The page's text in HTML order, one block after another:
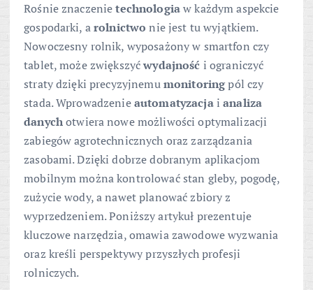
Rośnie znaczenietechnologiaw każdym aspekcie
gospodarki, arolnictwo nie jest tu wyjątkiem.
Nowoczesny rolnik, wyposażony w smartfon czy
tablet, może zwiększyćwydajność i ograniczyć
straty dzięki precyzyjnemumonitoringpól czy
stada. Wprowadzenieautomatyzacjaianaliza
danychotwiera nowe możliwości optymalizacji
zabiegów agrotechnicznych oraz zarządzania
zasobami. Dzięki dobrze dobranym aplikacjom
mobilnym można kontrolować stan gleby, pogodę,
zużycie wody, a nawet planować zbiory z
wyprzedzeniem. Poniższy artykuł prezentuje
kluczowe narzędzia, omawia zawodowe wyzwania
oraz kreśli perspektywy przyszłych profesji
rolniczych.